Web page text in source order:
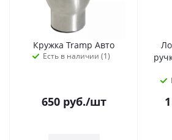
Кружка Tramp Авто
Есть в наличии (1)
650руб./шт